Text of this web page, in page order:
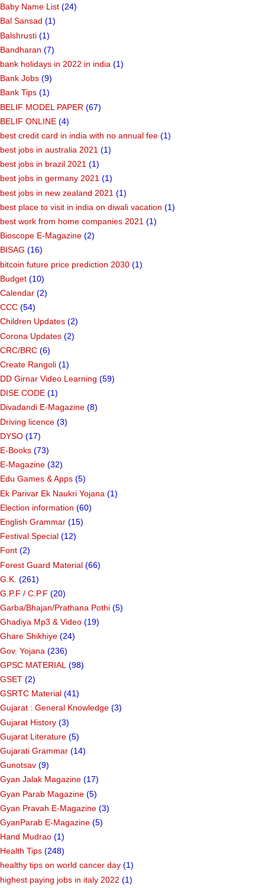
Baby Name List (24)
Bal Sansad (1)
Balshrusti (1)
Bandharan (7)
bank holidays in 2022 in india (1)
Bank Jobs (9)
Bank Tips (1)
BELIF MODEL PAPER (67)
BELIF ONLINE (4)
best credit card in india with no annual fee (1)
best jobs in australia 2021 (1)
best jobs in brazil 2021 (1)
best jobs in germany 2021 (1)
best jobs in new zealand 2021 (1)
best place to visit in india on diwali vacation (1)
best work from home companies 2021 (1)
Bioscope E-Magazine (2)
BISAG (16)
bitcoin future price prediction 2030 (1)
Budget (10)
Calendar (2)
CCC (54)
Children Updates (2)
Corona Updates (2)
CRC/BRC (6)
Create Rangoli (1)
DD Girnar Video Learning (59)
DISE CODE (1)
Divadandi E-Magazine (8)
Driving licence (3)
DYSO (17)
E-Books (73)
E-Magazine (32)
Edu Games & Apps (5)
Ek Parivar Ek Naukri Yojana (1)
Election information (60)
English Grammar (15)
Festival Special (12)
Font (2)
Forest Guard Material (66)
G.K. (261)
G.P.F / C.P.F (20)
Garba/Bhajan/Prathana Pothi (5)
Ghadiya Mp3 & Video (19)
Ghare Shikhiye (24)
Gov. Yojana (236)
GPSC MATERIAL (98)
GSET (2)
GSRTC Material (41)
Gujarat : General Knowledge (3)
Gujarat History (3)
Gujarat Literature (5)
Gujarati Grammar (14)
Gunotsav (9)
Gyan Jalak Magazine (17)
Gyan Parab Magazine (5)
Gyan Pravah E-Magazine (3)
GyanParab E-Magazine (5)
Hand Mudrao (1)
Health Tips (248)
healthy tips on world cancer day (1)
highest paying jobs in italy 2022 (1)